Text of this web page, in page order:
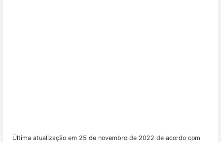
Última atualização em 25 de novembro de 2022 de acordo com